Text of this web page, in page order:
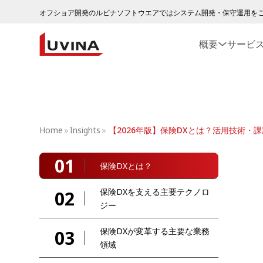
オフショア開発のルビナソフトウエアではシステム開発・保守運用を
概要 サービ
Home »Insights » 【2026年版】保険DXとは？活用技術・
01 保険DXとは？
02
保険DXを支える主要テクノロ
ジー
03
保険DXが変革する主要な業務
領域